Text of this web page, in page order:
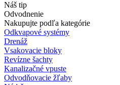
Náš tip
Odvodnenie
Nakupujte podľa kategórie
Odkvapové systémy
Drenáž
Vsakovacie bloky
Revízne šachty
Kanalizačné vpuste
Odvodňovacie žľaby